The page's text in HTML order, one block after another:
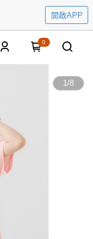
開啟APP
0
1/8